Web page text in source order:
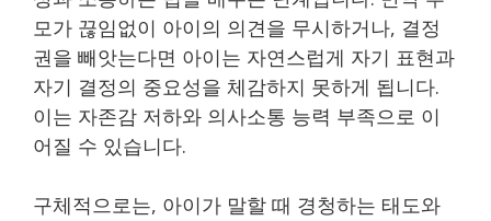
모가 끊임없이 아이의 의견을 무시하거나, 결정
권을 빼앗는다면 아이는 자연스럽게 자기 표현과
자기 결정의 중요성을 체감하지 못하게 됩니다.
이는 자존감 저하와 의사소통 능력 부족으로 이
어질 수 있습니다.
구체적으로는, 아이가 말할 때 경청하는 태도와